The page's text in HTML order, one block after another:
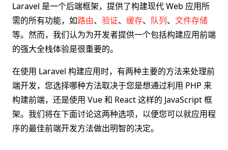
Laravel 是一个后端框架，提供了构建现代 Web 应用所
需的所有功能，如路由、 验证、 缓存、 队列、 文件存储
等。然而，我们认为为开发者提供一个包括构建应用前端
的强大全栈体验是很重要的。
在使用 Laravel 构建应用时，有两种主要的方法来处理前
端开发，您选择哪种方法取决于您是想通过利用 PHP 来
构建前端，还是使用 Vue 和 React 这样的 JavaScript 框
架。我们将在下面讨论这两种选项，以便您可以就应用程
序的最佳前端开发方法做出明智的决定。